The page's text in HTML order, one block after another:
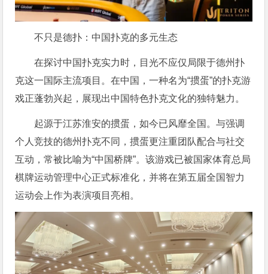
不只是德扑：中国扑克的多元生态
在探讨中国扑克实力时，目光不应仅局限于德州扑
克这一国际主流项目。在中国，一种名为“掼蛋”的扑克游
戏正蓬勃兴起，展现出中国特色扑克文化的独特魅力。
起源于江苏淮安的掼蛋，如今已风靡全国。与强调
个人竞技的德州扑克不同，掼蛋更注重团队配合与社交
互动，常被比喻为“中国桥牌”。该游戏已被国家体育总局
棋牌运动管理中心正式标准化，并将在第五届全国智力
运动会上作为表演项目亮相。